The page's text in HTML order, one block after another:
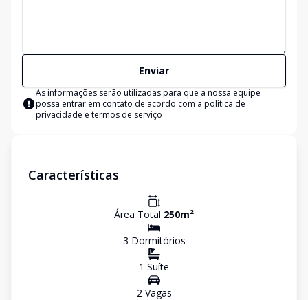
Enviar
As informações serão utilizadas para que a nossa equipe
possa entrar em contato de acordo com a política de
privacidade e termos de serviço
Características
Área Total 250m²
3 Dormitórios
1 Suíte
2Vagas